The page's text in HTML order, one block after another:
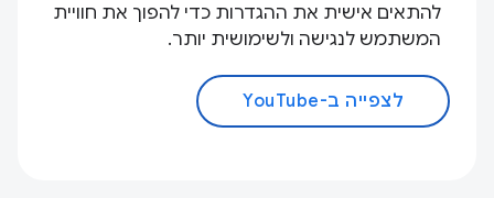
להתאים אישית את ההגדרות כדי להפוך את חוויית
המשתמש לנגישה ולשימושית יותר.
לצפייה ב-YouTube